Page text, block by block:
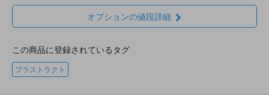
オプションの値段詳細
この商品に登録されているタグ
プラストラクト